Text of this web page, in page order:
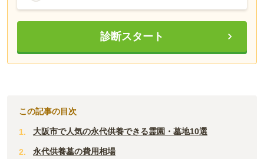
診断スタート
この記事の目次
大阪市で人気の永代供養できる霊園・墓地10選
永代供養墓の費用相場